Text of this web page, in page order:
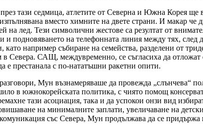
тази седмица, атлетите от Северна и Южна Корея
вместо химните на двете страни. И макар че
на лед. Тези символични жестове са резултат от
и подновяването на телефонната линия между тях,
като например събиране на семейства, разделени от
в Севера. САЩ, междувременно, се съгласиха да
е престанала с по-нататъшни ракетни опити.
Мун възнамеряваше да провежда „слънчева“
в южнокорейската политика, с чиято помощ
тази асоциация, така и да успокои онзи вид
на минималните заплати, увеличаване на
със Севера, Мун продължава да се